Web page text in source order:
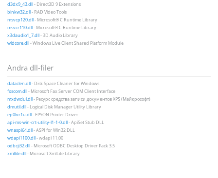
d3dx9_43.dll- Direct3D 9 Extensions
binkw32.dll- RAD Video Tools
msvcp120.dll- Microsoft® C Runtime Library
msvcr110.dll- Microsoft® C Runtime Library
x3daudio1_7.dll- 3D Audio Library
wldcore.dll- Windows Live Client Shared Platform Module
Andra dll-filer
dataclen.dll- Disk Space Cleaner for Windows
fxscom.dll- Microsoft Fax Server COM Client Interface
mxdwdui.dll- Ресурс средства записи документов XPS (Майкрософт)
dmutil.dll- Logical Disk Manager Utility Library
ep0lvr1u.dll- EPSON Printer Driver
api-ms-win-crt-utility-l1-1-0.dll- ApiSet Stub DLL
wnaspi64.dll- ASPI for Win32 DLL
wdapi1100.dll- wdapi 11.00
odbcji32.dll- Microsoft ODBC Desktop Driver Pack 3.5
xmllite.dll- Microsoft XmlLite Library